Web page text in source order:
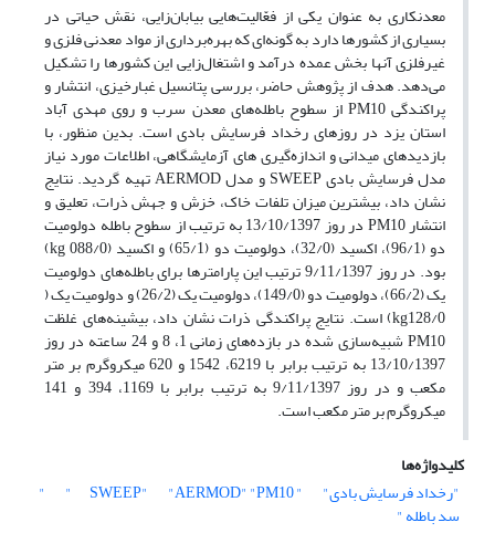
معدنکاری به عنوان یکی از فعّالیت‌هایی بیابان‌زایی، نقش حیاتی در
بسیاری از کشورها دارد به گونه‌ای که بهره‌برداری از مواد معدنی فلزی و
غیر‌فلزی آنها بخش عمده درآمد و اشتغال‌زایی این کشورها را تشکیل
می‌دهد. هدف از پژوهش حاضر، بررسی پتانسیل غبارخیزی، انتشار و
پراکندگی PM10 از سطوح باطله‌های معدن سرب و روی مهدی آباد
استان یزد در روزهای رخداد فرسایش بادی است. بدین منظور، با
بازدیدهای میدانی و اندازه‌گیری های آزمایشگاهی، اطلاعات مورد نیاز
مدل فرسایش بادی SWEEP و مدل AERMOD تهیه گردید. نتایج
نشان داد، بیشترین میزان تلفات خاک، خزش و جهش ذرات، تعلیق و
انتشار PM10 در روز 13/10/1397 به ترتیب از سطوح باطله دولومیت
دو (96/1)، اکسید (32/0)، دولومیت دو (65/1) و اکسید (kg 088/0)
بود. در روز 9/11/1397 ترتیب این پارامترها برای باطله‌های دولومیت
یک (66/2)، دولومیت دو (149/0)، دولومیت یک (26/2) و دولومیت یک (
kg128/0) است. نتایج پراکندگی ذرات نشان داد، بیشینه‌های غلظت
PM10 شبیه‌سازی شده در بازده‌های زمانی 1، 8 و 24 ساعته در روز
13/10/1397 به ترتیب برابر با 6219، 1542 و 620 میکروگرم بر متر
مکعب و در روز 9/11/1397 به ترتیب برابر با 1169، 394 و 141
میکروگرم بر متر مکعب است.
کلیدواژه‌ها
"رخداد فرسایش بادی"
" SWEEP"
"AERMOD""PM10"
"
سد باطله "